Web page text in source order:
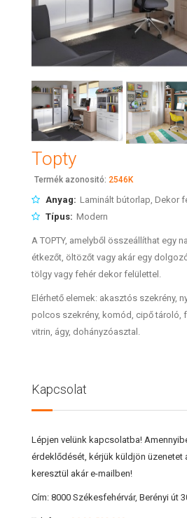
Topty
Termék azonositó: 2546K
Anyag: Laminált bútorlap, Dekor
Típus: Modern
A TOPTY, amelyből összeállíthat egy
étkezőt, öltözőt vagy akár egy
tölgy vagy fehér dekor felülettel.
Elérhető elemek: akasztós szekrény,
polcos szekrény, komód, cipő tároló,
vitrin, ágy, dohányzóasztal.
Kapcsolat
Lépjen velünk kapcsolatba!
érdeklődését, kérjük küldjön üzenetet
keresztül akár e-mailben!
Cím: 8000 Székesfehérvár, Berényi út